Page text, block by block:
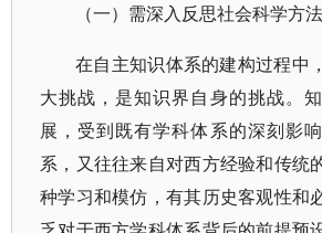
（一）需深入反思社会科学方
在自主知识体系的建构过程中
大挑战，是知识界自身的挑战。
展，受到既有学科体系的深刻影
系，又往往来自对西方经验和传统
种学习和模仿，有其历史客观性和